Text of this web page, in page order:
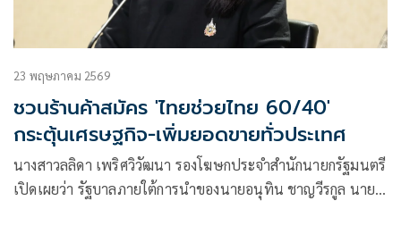
23 พฤษภาคม 2569
ชวนร้านค้าสมัคร 'ไทยช่วยไทย 60/40'
กระตุ้นเศรษฐกิจ-เพิ่มยอดขายทั่วประเทศ
นางสาวลลิดา เพริศวิวัฒนา รองโฆษกประจำสำนักนายกรัฐมนตรี
เปิดเผยว่า รัฐบาลภายใต้การนำของนายอนุทิน ชาญวีรกูล นายก